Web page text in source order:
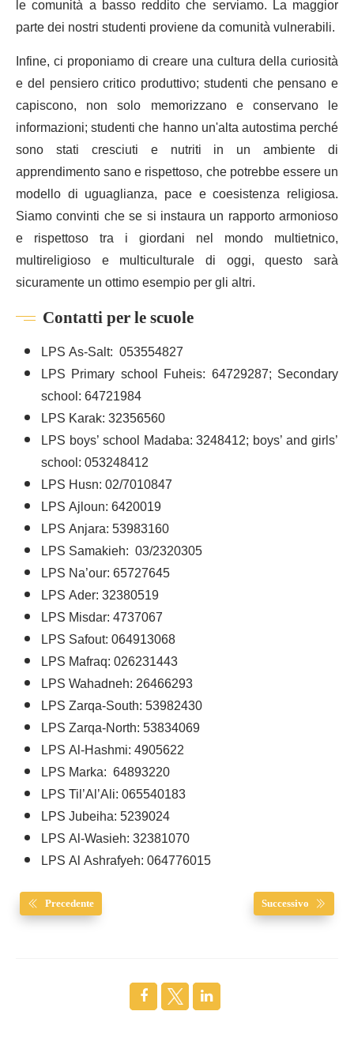
le comunità a basso reddito che serviamo. La maggior
parte dei nostri studenti proviene da comunità vulnerabili.
Infine, ci proponiamo di creare una cultura della curiosità
e del pensiero critico produttivo; studenti che pensano e
capiscono, non solo memorizzano e conservano le
informazioni; studenti che hanno un'alta autostima perché
sono stati cresciuti e nutriti in un ambiente di
apprendimento sano e rispettoso, che potrebbe essere un
modello di uguaglianza, pace e coesistenza religiosa.
Siamo convinti che se si instaura un rapporto armonioso
e rispettoso tra i giordani nel mondo multietnico,
multireligioso e multiculturale di oggi, questo sarà
sicuramente un ottimo esempio per gli altri.
Contatti per le scuole
LPS As-Salt: 053554827
LPS Primary school Fuheis: 64729287; Secondary
school: 64721984
LPS Karak:32356560
LPS boys’ school Madaba: 3248412; boys’ and girls’
school: 053248412
LPS Husn: 02/7010847
LPS Ajloun: 6420019
LPS Anjara: 53983160
LPS Samakieh: 03/2320305
LPS Na’our: 65727645
LPS Ader: 32380519
LPS Misdar:4737067
LPS Safout: 064913068
LPS Mafraq:026231443
LPS Wahadneh: 26466293
LPS Zarqa-South: 53982430
LPS Zarqa-North: 53834069
LPS Al-Hashmi:4905622
LPS Marka: 64893220
LPS Til’Al’Ali:065540183
LPS Jubeiha:5239024
LPS Al-Wasieh:32381070
LPS Al Ashrafyeh:064776015
Precedente Successivo